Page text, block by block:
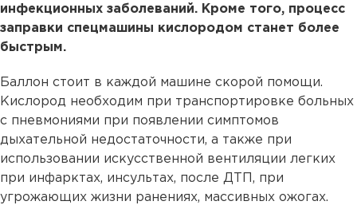
инфекционных заболеваний. Кроме того, процесс
заправки спецмашины кислородом станет более
быстрым.
Баллон стоит в каждой машине скорой помощи.
Кислород необходим при транспортировке больных
с пневмониями при появлении симптомов
дыхательной недостаточности, а также при
использовании искусственной вентиляции легких
при инфарктах, инсультах, после ДТП, при
угрожающих жизни ранениях, массивных ожогах.